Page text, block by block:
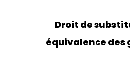
Droit de
équivalence des